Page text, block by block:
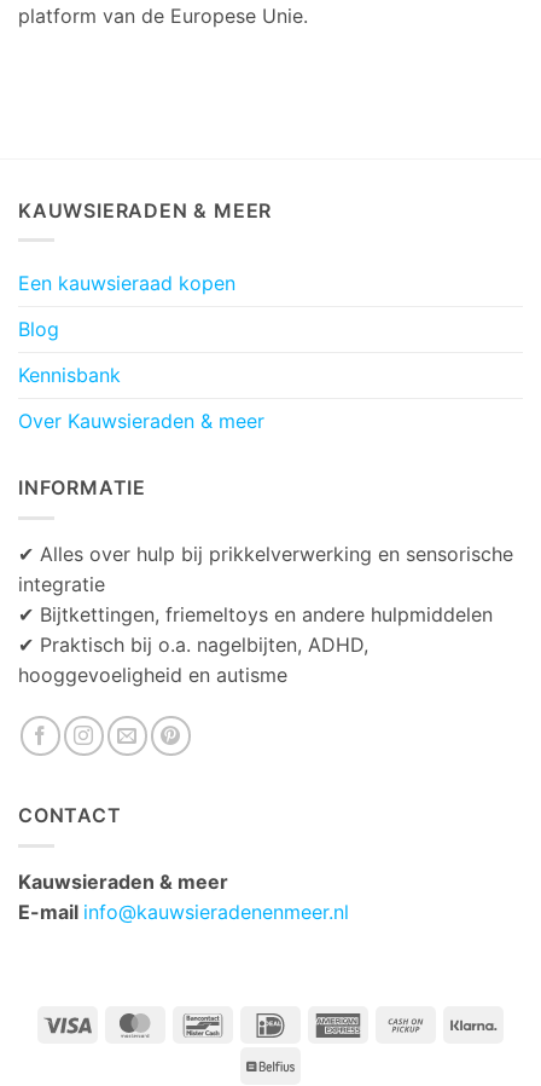
platform van de Europese Unie.
KAUWSIERADEN & MEER
Een kauwsieraad kopen
Blog
Kennisbank
Over Kauwsieraden & meer
INFORMATIE
✔ Alles over hulp bij prikkelverwerking en sensorische
integratie
✔ Bijtkettingen, friemeltoys en andere hulpmiddelen
✔ Praktisch bij o.a. nagelbijten, ADHD,
hooggevoeligheid en autisme
CONTACT
Kauwsieraden & meer
E-mail info@kauwsieradenenmeer.nl
Visa MasterCardBancontactIDeal
American Cash
Belfius